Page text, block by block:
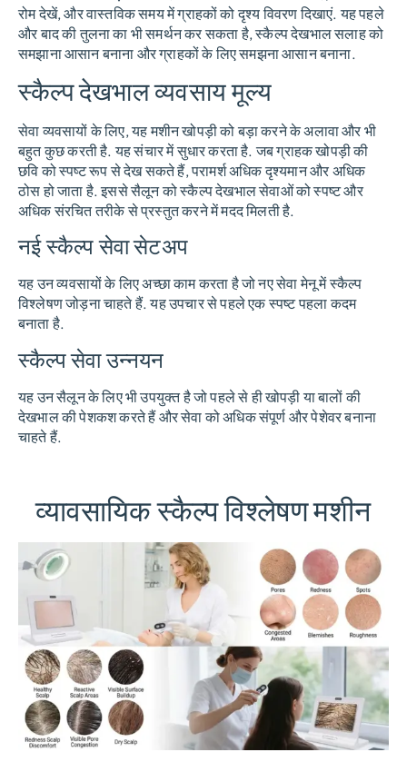
रोम देखें, और वास्तविक समय में ग्राहकों को दृश्य विवरण दिखाएं. यह पहले
और बाद की तुलना का भी समर्थन कर सकता है, स्कैल्प देखभाल सलाह को
समझाना आसान बनाना और ग्राहकों के लिए समझना आसान बनाना.
स्कैल्प देखभाल व्यवसाय मूल्य
सेवा व्यवसायों के लिए, यह मशीन खोपड़ी को बड़ा करने के अलावा और भी
बहुत कुछ करती है. यह संचार में सुधार करता है. जब ग्राहक खोपड़ी की
छवि को स्पष्ट रूप से देख सकते हैं, परामर्श अधिक दृश्यमान और अधिक
ठोस हो जाता है. इससे सैलून को स्कैल्प देखभाल सेवाओं को स्पष्ट और
अधिक संरचित तरीके से प्रस्तुत करने में मदद मिलती है.
नई स्कैल्प सेवा सेटअप
यह उन व्यवसायों के लिए अच्छा काम करता है जो नए सेवा मेनू में स्कैल्प
विश्लेषण जोड़ना चाहते हैं. यह उपचार से पहले एक स्पष्ट पहला कदम
बनाता है.
स्कैल्प सेवा उन्नयन
यह उन सैलून के लिए भी उपयुक्त है जो पहले से ही खोपड़ी या बालों की
देखभाल की पेशकश करते हैं और सेवा को अधिक संपूर्ण और पेशेवर बनाना
चाहते हैं.
व्यावसायिक स्कैल्प विश्लेषण मशीन